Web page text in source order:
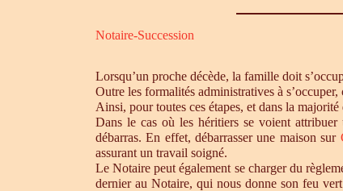
Notaire-Succession
Lorsqu’un proche décède, la famille doit
Outre les formalités administratives à
Ainsi, pour toutes ces étapes, et dans la
Dans le cas où les héritiers se voient
débarras. En effet, débarrasser une maison sur
assurant un travail soigné.
Le Notaire peut également se charger du
dernier au Notaire, qui nous donne son feu